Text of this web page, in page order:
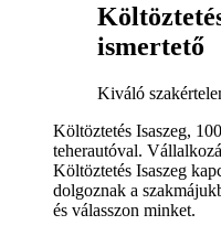
ismertető
Kiváló
Költöztetés Isaszeg,
teherautóval.
Költöztetés Isaszeg
dolgoznak a
és válasszon minket.